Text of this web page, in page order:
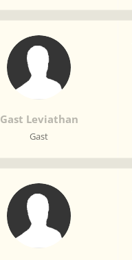
Gast Leviathan
Gast